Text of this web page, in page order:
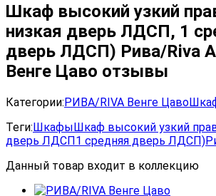
Шкаф высокий узкий
низкая дверь ЛДСП, 1
дверь ЛДСП) Рива/Riva
Венге Цаво отзывы
Категории:РИВА/RIVA Венге Цаво
Теги:ШкафыШкаф высокий узкий
дверь ЛДСП1 средняя дверь ЛДСП)
Данный товар входит в коллекцию